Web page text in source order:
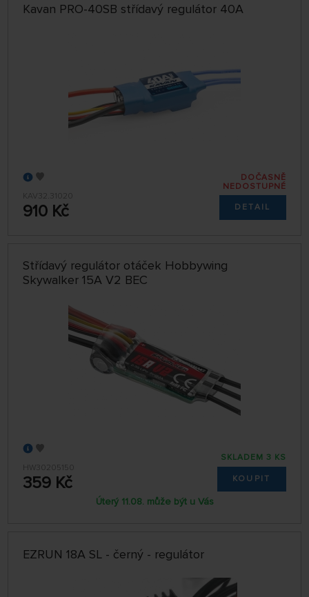
Kavan PRO-40SB střídavý regulátor 40A
KAV32.31020
910 Kč
DOČASNĚ
NEDOSTUPNÉ
DETAIL
Střídavý regulátor otáček Hobbywing
Skywalker 15A V2 BEC
HW30205150
359 Kč
SKLADEM 3 KS
KOUPIT
Úterý 11.08. může být u Vás
EZRUN 18A SL - černý - regulátor